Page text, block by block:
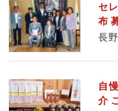
セ
布
長
自
介